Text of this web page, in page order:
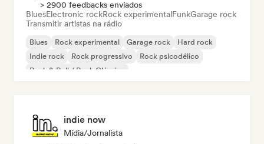
> 2900 feedbacks enviados
BluesElectronic rockRock experimentalFunkGarage rock
Transmitir artistas na rádio
Blues Rock experimental Garage rock
Hard rock
Indie rock
Rock progressivo
Rock psicodélico
Rock & Roll / Rock Clássico
indie now
Mídia/Jornalista